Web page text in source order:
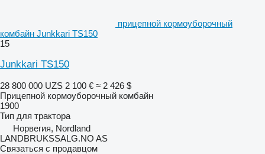
прицепной кормоуборочный
комбайн Junkkari TS150
15
Junkkari TS150
28 800 000 UZS 2 100 € ≈ 2 426 $
Прицепной кормоуборочный комбайн
1900
Тип для трактора
Норвегия, Nordland
LANDBRUKSSALG.NO AS
Связаться с продавцом